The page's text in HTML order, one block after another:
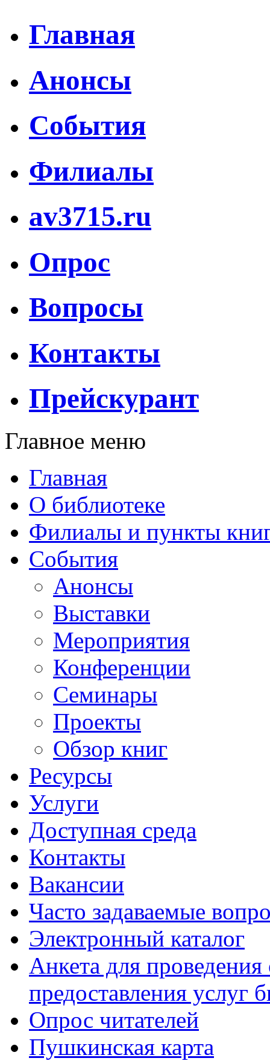
Главная
Анонсы
События
Филиалы
av3715.ru
Опрос
Вопросы
Контакты
Прейскурант
Главное меню
Главная
О библиотеке
Филиалы и пункты
События
Анонсы
Выставки
Мероприятия
Конференции
Семинары
Проекты
Обзор книг
Ресурсы
Услуги
Доступная среда
Контакты
Вакансии
Часто задаваемые
Электронный каталог
Анкета для проведения
предоставления услуг
Опрос читателей
Пушкинская карта